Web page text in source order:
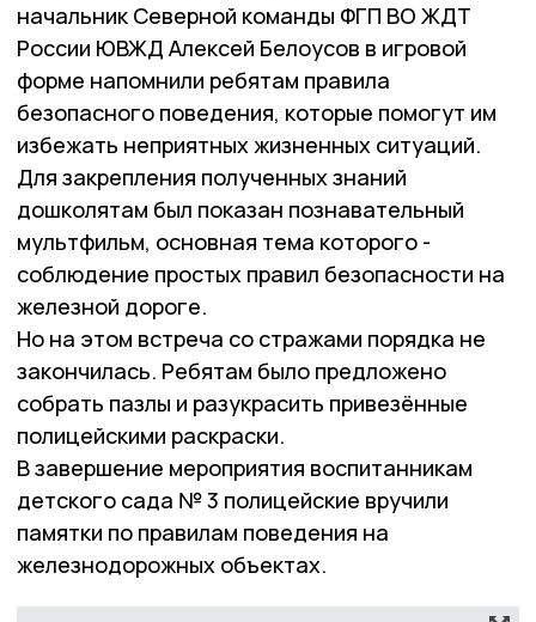
начальник Северной команды ФГП ВО ЖДТ
России ЮВЖД Алексей Белоусов в игровой
форме напомнили ребятам правила
безопасного поведения, которые помогут им
избежать неприятных жизненных ситуаций.
Для закрепления полученных знаний
дошколятам был показан познавательный
мультфильм, основная тема которого -
соблюдение простых правил безопасности на
железной дороге.
Но на этом встреча со стражами порядка не
закончилась. Ребятам было предложено
собрать пазлы и разукрасить привезённые
полицейскими раскраски.
В завершение мероприятия воспитанникам
детского сада № 3 полицейские вручили
памятки по правилам поведения на
железнодорожных объектах.